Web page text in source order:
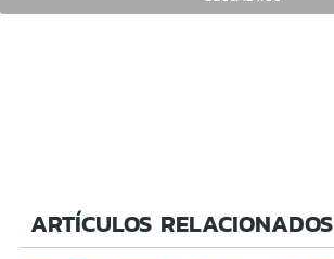
ARTÍCULOS RELACIONADOS